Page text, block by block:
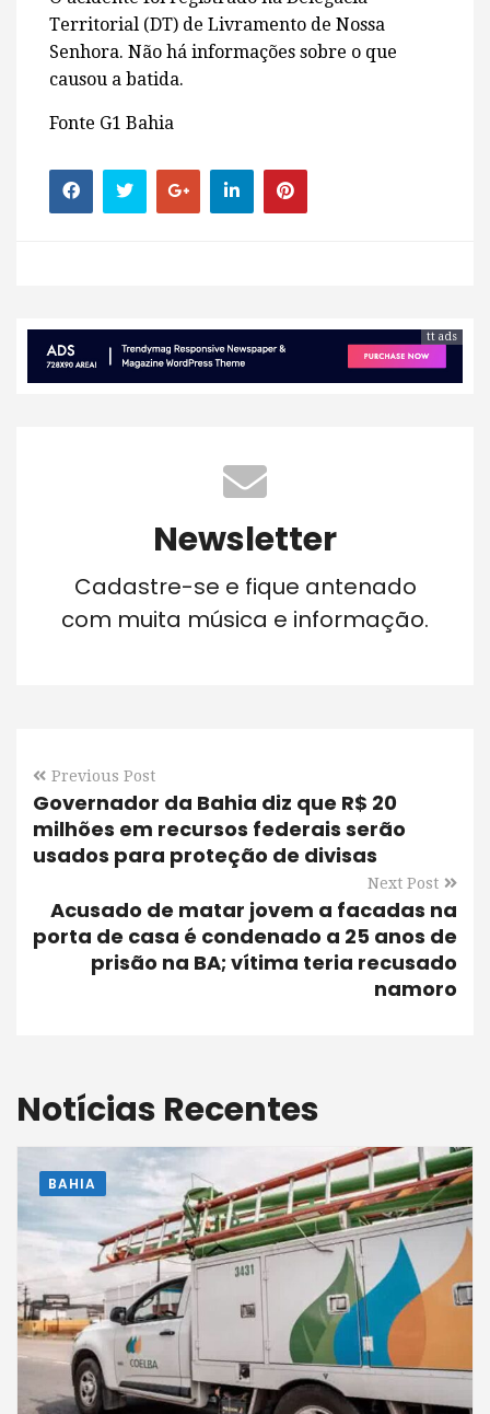
Territorial (DT) de Livramento de Nossa
Senhora. Não há informações sobre o que
causou a batida.
Fonte G1 Bahia
tt ads
Newsletter
Cadastre-se e fique antenado
com muita música e informação.
Previous Post
Governador da Bahia diz que R$ 20
milhões em recursos federais serão
usados para proteção de divisas
Next Post
Acusado de matar jovem a facadas na
porta de casa é condenado a 25 anos de
prisão na BA; vítima teria recusado
namoro
Notícias Recentes
BAHIA